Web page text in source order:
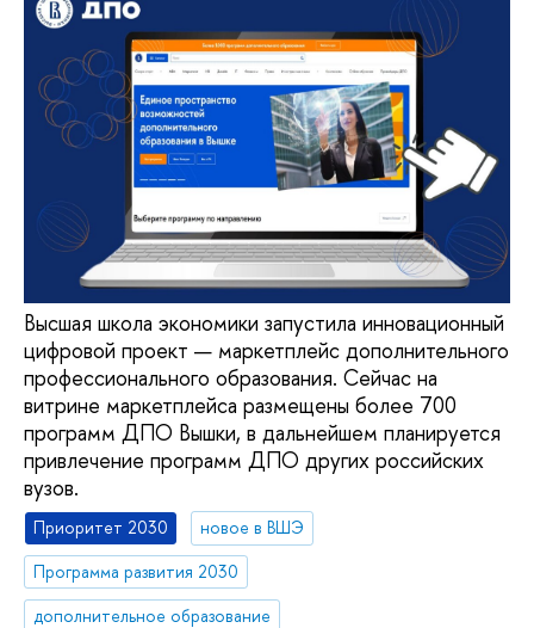
Высшая школа экономики запустила инновационный
цифровой проект — маркетплейс дополнительного
профессионального образования. Сейчас на
витрине маркетплейса размещены более 700
программ ДПО Вышки, в дальнейшем планируется
привлечение программ ДПО других российских
вузов.
Приоритет 2030
новое в ВШЭ
Программа развития 2030
дополнительное образование